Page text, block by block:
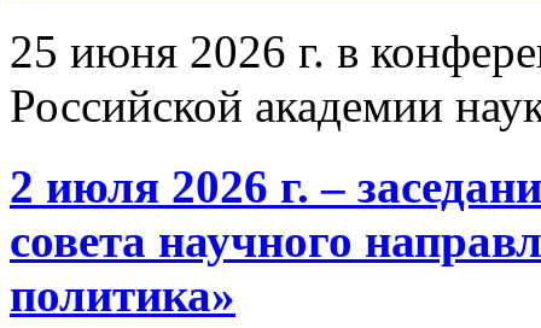
25 июня 2026 г. в
Российской академии
2 июля 2026 г. –
совета научного
политика»